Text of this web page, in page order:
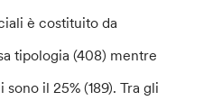
è costituito da
tipologia (408) mentre
il 25% (189). Tra gli